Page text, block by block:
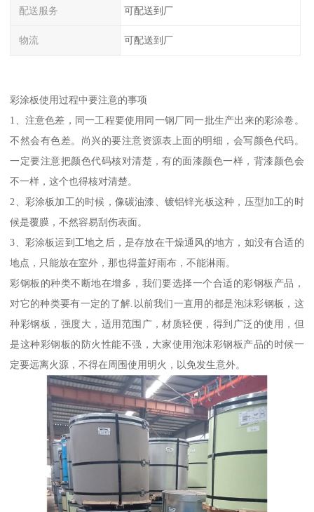
配送服务 可配送到厂
物流 可配送到厂
彩涂板使用过程中要注意的事项
1、注意色差，同一工程要使用同一钢厂同一批生产出来的彩涂卷。
不然会有色差。尚兴的要注意资源表上面的明细，会写颜色代码。
一定要注意把颜色代码核对清楚，有的面漆颜色一样，背漆颜色会
不一样，这个也得核对清楚。
2、彩涂板加工的时候，像碳油漆、镀铝锌光板这种，压型加工的时
候是覆膜，不然容易刮伤表面。
3、彩涂板运到工地之后，是存放在干燥通风的地方，如没有合适的
地点，只能放在室外，那也得盖好雨布，不能淋雨。
彩钢板的种类不断地在增多，我们要选择一个合适的彩钢板产品，
对它的种类要有一定的了解.以前我们一直用的都是泡沫彩钢板，这
种彩钢板，强度大，适用范围广，材质轻便，得到广泛的使用，但
是这种彩钢板的防火性能不强，大家使用泡沫彩钢板产品的时候一
定要远离火源，不得在周围使用明火，以免发生意外。